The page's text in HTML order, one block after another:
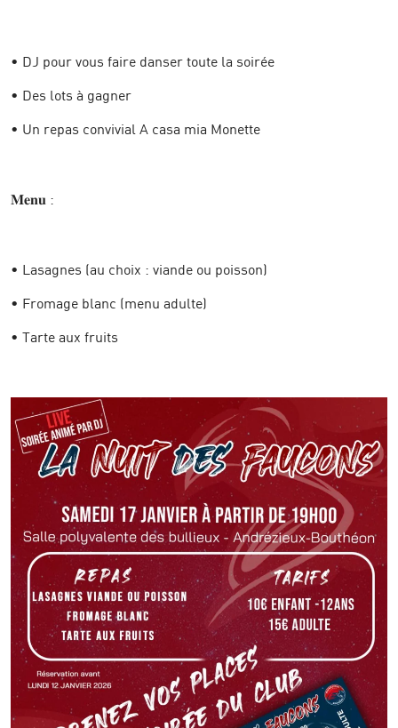
•⁠ ⁠DJ pour vous faire danser toute la soirée
•⁠ ⁠Des lots à gagner
•⁠ ⁠Un repas convivial A casa mia Monette
𝐌𝐞𝐧𝐮 :
•⁠ ⁠Lasagnes (au choix : viande ou poisson)
•⁠ ⁠Fromage blanc (menu adulte)
•⁠ ⁠Tarte aux fruits